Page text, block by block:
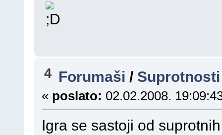
4 Forumaši / Suprotnosti
« poslato: 02.02.2008.
Igra se sastoji od